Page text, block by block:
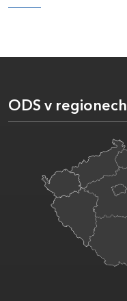
ODS v regionech